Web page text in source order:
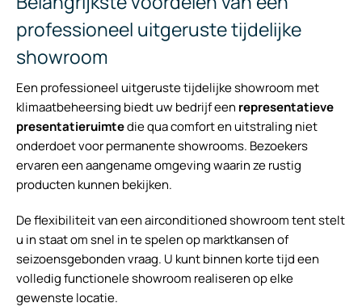
professioneel uitgeruste tijdelijke
showroom
Een professioneel uitgeruste tijdelijke showroom met
klimaatbeheersing biedt uw bedrijf een representatieve
presentatieruimtedie qua comfort en uitstraling niet
onderdoet voor permanente showrooms. Bezoekers
ervaren een aangename omgeving waarin ze rustig
producten kunnen bekijken.
De flexibiliteit van een airconditioned showroom tent stelt
u in staat om snel in te spelen op marktkansen of
seizoensgebonden vraag. U kunt binnen korte tijd een
volledig functionele showroom realiseren op elke
gewenste locatie.